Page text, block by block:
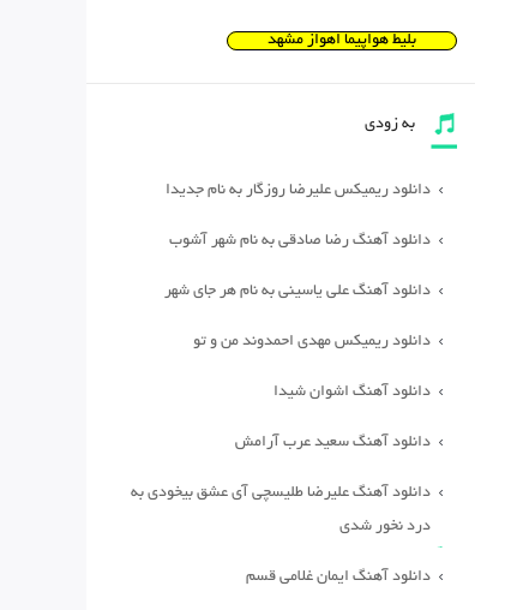
بلیط هواپیما اهواز مشهد
به زودی
دانلود ریمیکس علیرضا روزگار به نام جدیدا
دانلود آهنگ رضا صادقی به نام شهر آشوب
دانلود آهنگ علی یاسینی به نام هر جای شهر
دانلود ریمیکس مهدی احمدوند من و تو
دانلود آهنگ اشوان شیدا
دانلود آهنگ سعید عرب آرامش
دانلود آهنگ علیرضا طلیسچی آی عشق بیخودی به
درد نخور شدی
دانلود آهنگ ایمان غلامی قسم